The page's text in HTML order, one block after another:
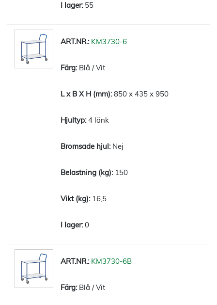
55
KM3730-6
Blå / Vit
850 x 435 x 950
4 länk
Nej
150
16,5
0
KM3730-6B
Blå / Vit